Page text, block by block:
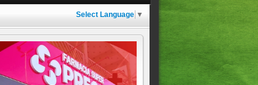
Select Language ▼